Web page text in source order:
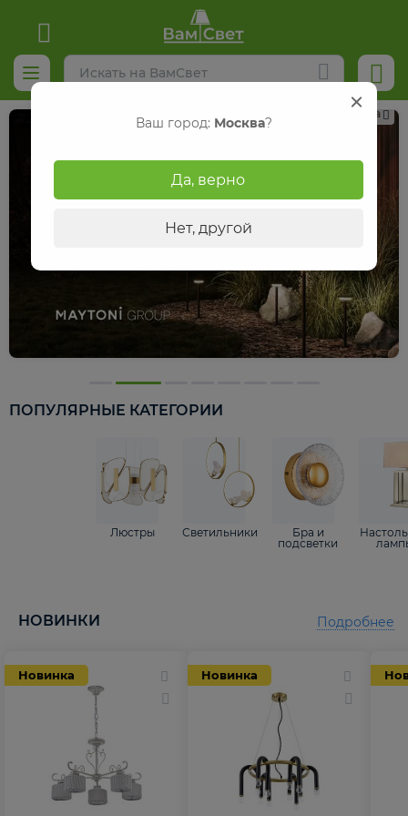
Реклама
ПОПУЛЯРНЫЕ КАТЕГОРИИ
Люстры Светильники
Бра и
подсветки
НОВИНКИ
Новинка Новинка
Подробнее
Ваш город: Москва?
Да, верно
Нет, другой